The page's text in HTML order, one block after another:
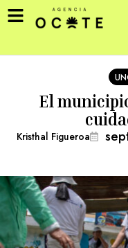
El
Kristhal Figueroa